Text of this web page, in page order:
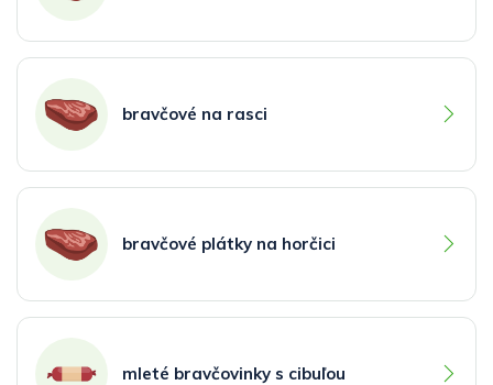
bravčové na rasci
bravčové plátky na horčici
mleté bravčovinky s cibuľou